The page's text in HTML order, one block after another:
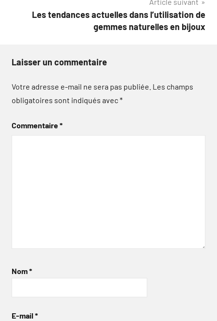
Les tendances actuelles dans l’utilisation de
gemmes naturelles en bijoux
Laisser un commentaire
Votre adresse e-mail ne sera pas publiée. Les champs
obligatoires sont indiqués avec*
Commentaire*
Nom*
E-mail *